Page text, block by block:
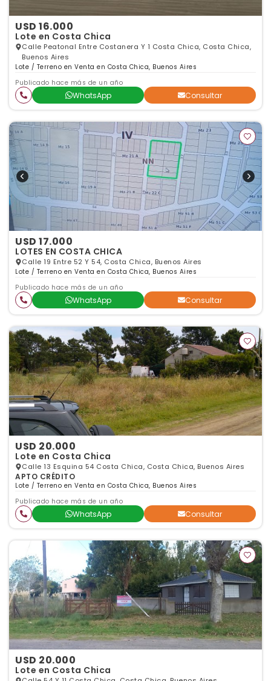
USD 16.000
Lote en Costa Chica
Calle Peatonal Entre Costanera Y 1 Costa Chica, Costa Chica,
Buenos Aires
Lote / Terreno en Venta en Costa Chica, Buenos Aires
Publicado hace más de un año
WhatsApp Consultar
USD 17.000
LOTES EN COSTA CHICA
Calle 19 Entre 52 Y 54, Costa Chica, Buenos Aires
Lote / Terreno en Venta en Costa Chica, Buenos Aires
Publicado hace más de un año
WhatsApp Consultar
USD 20.000
Lote en Costa Chica
Calle 13 Esquina 54 Costa Chica, Costa Chica, Buenos Aires
APTO CRÉDITO
Lote / Terreno en Venta en Costa Chica, Buenos Aires
Publicado hace más de un año
WhatsApp Consultar
USD 20.000
Lote en Costa Chica